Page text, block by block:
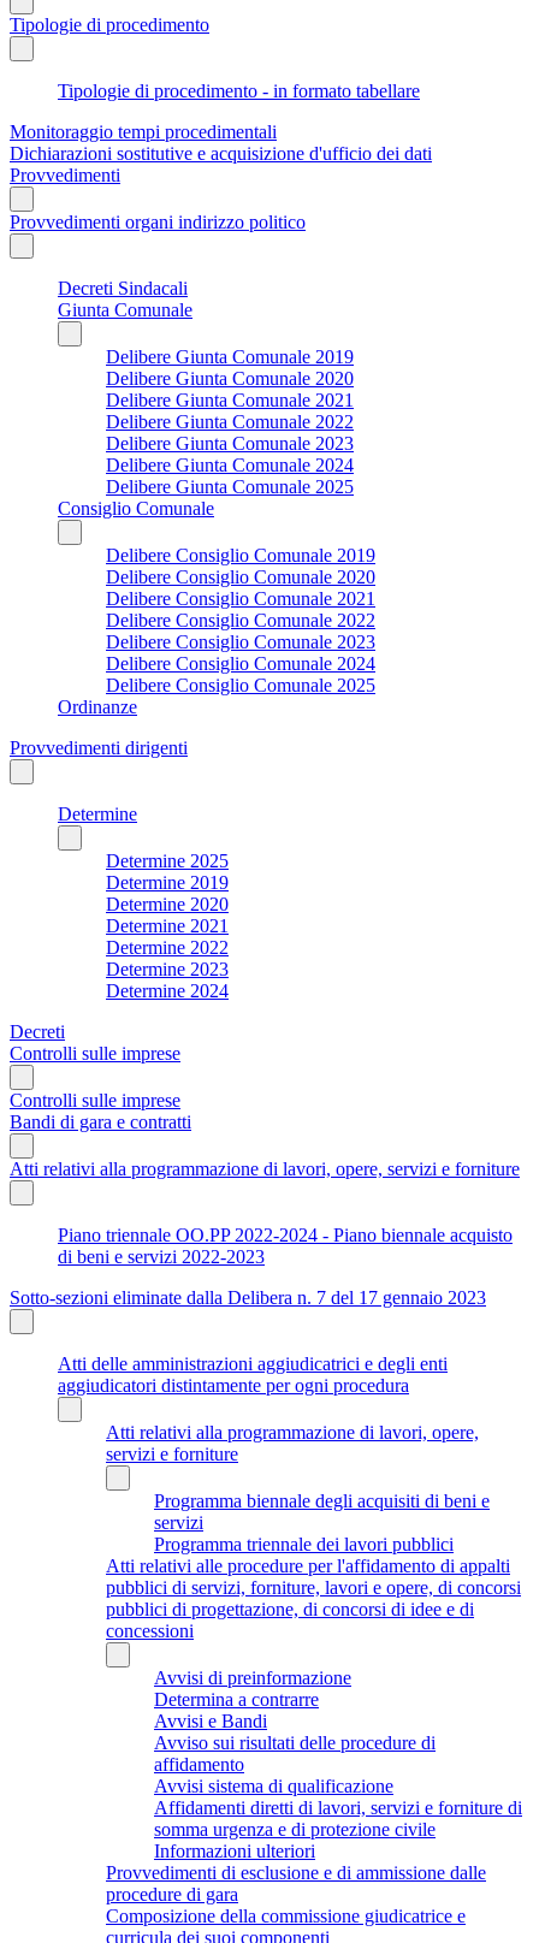
Tipologie di procedimento
Tipologie di procedimento - in formato tabellare
Monitoraggio tempi procedimentali
Dichiarazioni sostitutive e acquisizione d'ufficio dei dati
Provvedimenti
Provvedimenti organi indirizzo politico
Decreti Sindacali
Giunta Comunale
Delibere Giunta Comunale 2019
Delibere Giunta Comunale 2020
Delibere Giunta Comunale 2021
Delibere Giunta Comunale 2022
Delibere Giunta Comunale 2023
Delibere Giunta Comunale 2024
Delibere Giunta Comunale 2025
Consiglio Comunale
Delibere Consiglio Comunale 2019
Delibere Consiglio Comunale 2020
Delibere Consiglio Comunale 2021
Delibere Consiglio Comunale 2022
Delibere Consiglio Comunale 2023
Delibere Consiglio Comunale 2024
Delibere Consiglio Comunale 2025
Ordinanze
Provvedimenti dirigenti
Determine
Determine 2025
Determine 2019
Determine 2020
Determine 2021
Determine 2022
Determine 2023
Determine 2024
Decreti
Controlli sulle imprese
Controlli sulle imprese
Bandi di gara e contratti
Atti relativi alla programmazione di lavori, opere, servizi e forniture
Piano triennale OO.PP 2022-2024 - Piano biennale acquisto
di beni e servizi 2022-2023
Sotto-sezioni eliminate dalla Delibera n. 7 del 17 gennaio 2023
Atti delle amministrazioni aggiudicatrici e degli enti
aggiudicatori distintamente per ogni procedura
Atti relativi alla programmazione di lavori, opere,
servizi e forniture
Programma biennale degli acquisiti di beni e
servizi
Programma triennale dei lavori pubblici
Atti relativi alle procedure per l'affidamento di appalti
pubblici di servizi, forniture, lavori e opere, di concorsi
pubblici di progettazione, di concorsi di idee e di
concessioni
Avvisi di preinformazione
Determina a contrarre
Avvisi e Bandi
Avviso sui risultati delle procedure di
affidamento
Avvisi sistema di qualificazione
Affidamenti diretti di lavori, servizi e forniture di
somma urgenza e di protezione civile
Informazioni ulteriori
Provvedimenti di esclusione e di ammissione dalle
procedure di gara
Composizione della commissione giudicatrice e
curricula dei suoi componenti